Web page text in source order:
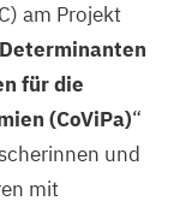
) am Projekt
für die
(CoViPa)“
und
mit